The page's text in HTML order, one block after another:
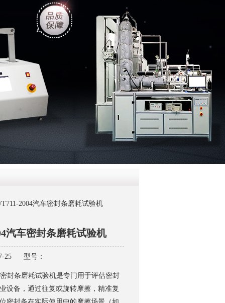
在线咨
2004汽车密封条磨耗试验机
汽车密封条磨耗试验机
25 型号：
密封条磨耗试验机是专门用于评估密封
设备，通过往复或旋转摩擦，精准复